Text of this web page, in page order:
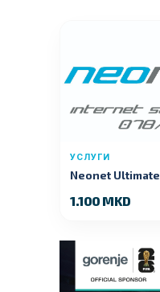
УСЛУГИ
Neonet Ultimate
1.100 MKD